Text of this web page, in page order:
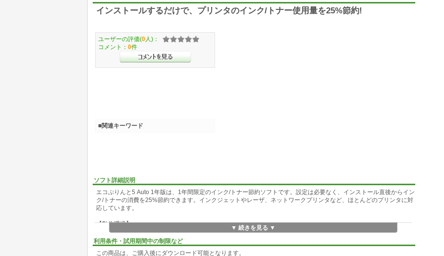
インストールするだけで、プリンタのインク/トナー使用量を25%節約!
ソフト詳細説明
エコぷりんと5 Auto 1年版は、1年間限定のインク/トナー節約ソフトです。設定は必要なく、インストール直後からイン
ク/トナーの消費を25%節約できます。インクジェットやレーザ、ネットワークプリンタなど、ほとんどのプリンタに対
応しています。
【動作環境】
機種:IBM PC/AT互換機
インストール可能なOS: 日本語 Windows XP/Vista(32ビット)/7(32ビット、64ビット)
▼ 続きを見る ▼
利用条件・試用期間中の制限など
この商品は、ご購入後にダウンロード可能となります。
ユーザーの評価(0 人)：
コメント： 0件
■関連キーワード